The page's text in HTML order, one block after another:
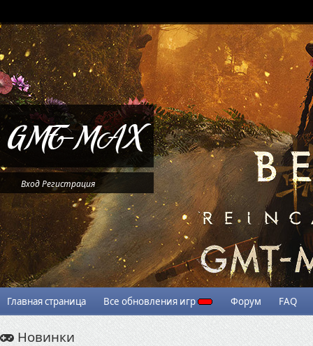
ВходРегистрация
Главная страница Все обновления игр Форум FAQ
Новинки